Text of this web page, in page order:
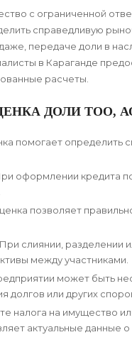
с ограниченной
справедливую
передаче доли в
в Караганде
расчеты.
ДОЛИ ТОО,
помогает определить
оформлении кредита
позволяет
При слиянии, разделении
между участниками.
может быть
долгов или других
налога на имущество
актуальные данные